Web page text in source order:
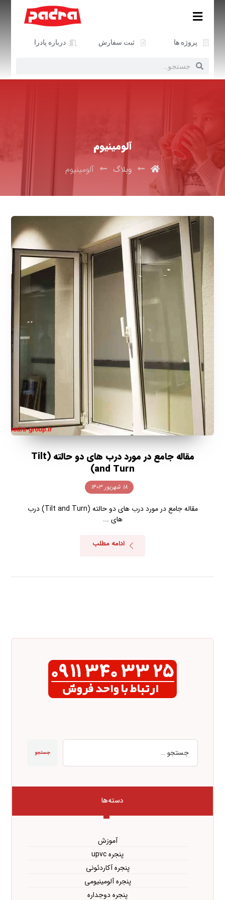
پروژه ها ثبت سفارش درباره پادرا
آلومینیوم
وبلاگ آلومینیوم
مقاله جامع در مورد درب های دو حالته (Tilt
and Turn)
۱۸ شهریور ۱۴۰۳
مقاله جامع در مورد درب های دو حالته (Tilt and Turn) درب
های ...
ادامه مطلب
جستجو
دسته‌ها
آموزش
پنجره upvc
پنجره آکاردئونی
پنجره آلومینیومی
پنجره دوجداره